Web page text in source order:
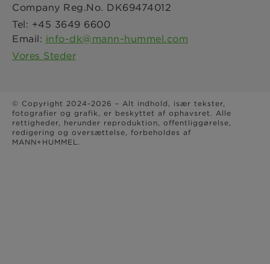
Juridisk meddelelse
Company Reg.No. DK69474012
Tel: +45 3649 6600
Email: info-dk@mann-hummel.com
Vores Steder
© Copyright 2024-2026 – Alt indhold, især tekster,
fotografier og grafik, er beskyttet af ophavsret. Alle
rettigheder, herunder reproduktion, offentliggørelse,
redigering og oversættelse, forbeholdes af
MANN+HUMMEL.